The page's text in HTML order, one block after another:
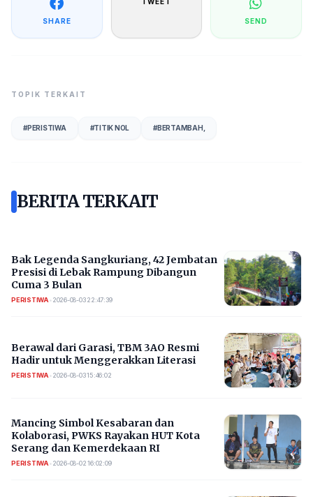
SHARE SEND
TOPIK TERKAIT
#PERISTIWA #TITIK NOL #BERTAMBAH,
BERITA TERKAIT
Bak Legenda Sangkuriang, 42 Jembatan
Presisi di Lebak Rampung Dibangun
Cuma 3 Bulan
PERISTIWA• 2026-08-03 22:47:39
Berawal dari Garasi, TBM 3AO Resmi
Hadir untuk Menggerakkan Literasi
PERISTIWA• 2026-08-03 15:46:02
Mancing Simbol Kesabaran dan
Kolaborasi, PWKS Rayakan HUT Kota
Serang dan Kemerdekaan RI
PERISTIWA• 2026-08-02 16:02:09